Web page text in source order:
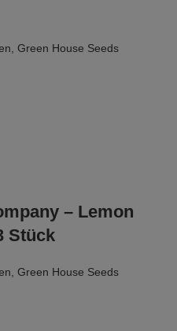
Green House Seeds
– Lemon
Stück
, Green House Seeds